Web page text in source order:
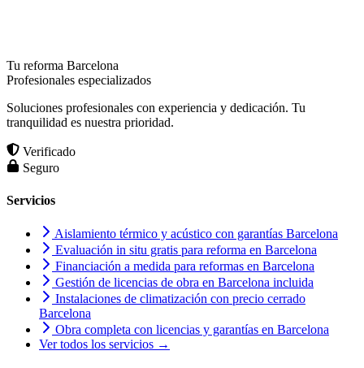
Tu reforma Barcelona
Profesionales especializados
Soluciones profesionales con experiencia y dedicación. Tu
tranquilidad es nuestra prioridad.
Verificado
Seguro
Servicios
Aislamiento térmico y acústico con garantías Barcelona
Evaluación in situ gratis para reforma en Barcelona
Financiación a medida para reformas en Barcelona
Gestión de licencias de obra en Barcelona incluida
Instalaciones de climatización con precio cerrado
Barcelona
Obra completa con licencias y garantías en Barcelona
Ver todos los servicios →